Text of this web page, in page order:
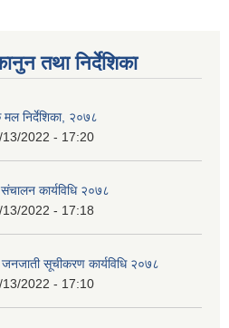
तथा निर्देशिका
मल निर्देशिका, २०७८
13/2022 - 17:20
कार्यविधि २०७८
13/2022 - 17:18
जनजाती सूचीकरण कार्यविधि २०७८
13/2022 - 17:10